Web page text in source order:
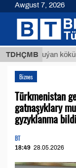
TDHÇMB
Buýan köküniň
Biznes
Türkmenistan
gatnaşyklary
gyzyklanma
BT
18:49 28.05.2026
Awgust 7, 2026